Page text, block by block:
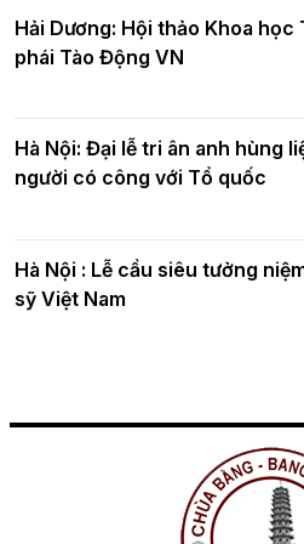
Hải Dương: Hội thảo Khoa học
phái Tào Động VN
Hà Nội: Đại lễ tri ân anh hùng
người có công với Tổ quốc
Hà Nội : Lễ cầu siêu tưởng
sỹ Việt Nam